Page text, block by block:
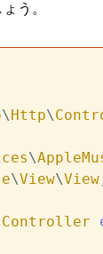
う。
\Http\
\
\View\View